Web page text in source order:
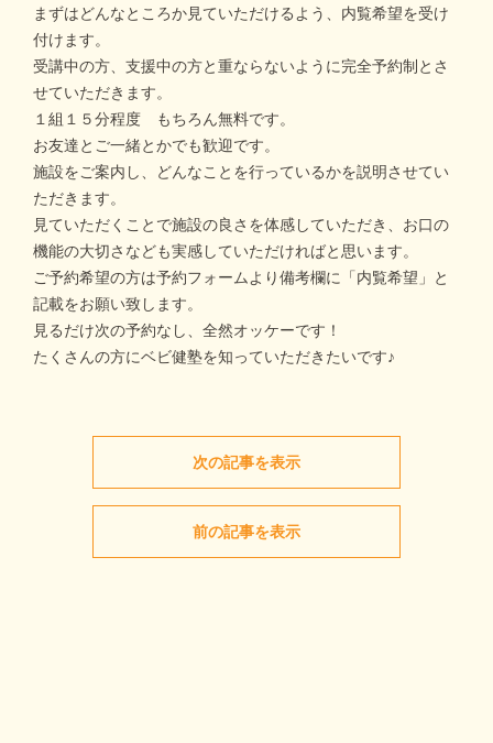
まずはどんなところか見ていただけるよう、内覧希望を受け
付けます。
受講中の方、支援中の方と重ならないように完全予約制とさ
せていただきます。
１組１５分程度 もちろん無料です。
お友達とご一緒とかでも歓迎です。
施設をご案内し、どんなことを行っているかを説明させてい
ただきます。
見ていただくことで施設の良さを体感していただき、お口の
機能の大切さなども実感していただければと思います。
ご予約希望の方は予約フォームより備考欄に「内覧希望」と
記載をお願い致します。
見るだけ次の予約なし、全然オッケーです！
たくさんの方にベビ健塾を知っていただきたいです♪
次の記事を表示
前の記事を表示